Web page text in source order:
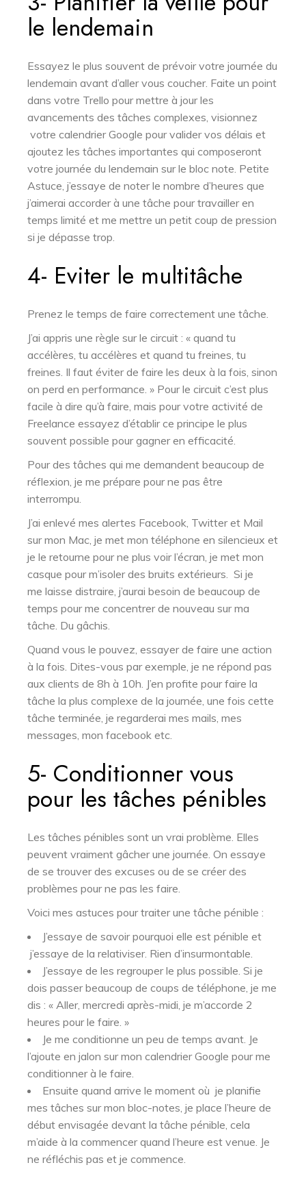
le lendemain
Essayez le plus souvent de prévoir votre journée du
lendemain avant d’aller vous coucher. Faite un point
dans votre Trello pour mettre à jour les
avancements des tâches complexes, visionnez
votre calendrier Google pour valider vos délais et
ajoutez les tâches importantes qui composeront
votre journée du lendemain sur le bloc note. Petite
Astuce, j’essaye de noter le nombre d’heures que
j’aimerai accorder à une tâche pour travailler en
temps limité et me mettre un petit coup de pression
si je dépasse trop.
4- Eviter le multitâche
Prenez le temps de faire correctement une tâche.
J’ai appris une règle sur le circuit : « quand tu
accélères, tu accélères et quand tu freines, tu
freines. Il faut éviter de faire les deux à la fois, sinon
on perd en performance. » Pour le circuit c’est plus
facile à dire qu’à faire, mais pour votre activité de
Freelance essayez d’établir ce principe le plus
souvent possible pour gagner en efficacité.
Pour des tâches qui me demandent beaucoup de
réflexion, je me prépare pour ne pas être
interrompu.
J’ai enlevé mes alertes Facebook, Twitter et Mail
sur mon Mac, je met mon téléphone en silencieux et
je le retourne pour ne plus voir l’écran, je met mon
casque pour m’isoler des bruits extérieurs. Si je
me laisse distraire, j’aurai besoin de beaucoup de
temps pour me concentrer de nouveau sur ma
tâche. Du gâchis.
Quand vous le pouvez, essayer de faire une action
à la fois. Dites-vous par exemple, je ne répond pas
aux clients de 8h à 10h. J’en profite pour faire la
tâche la plus complexe de la journée, une fois cette
tâche terminée, je regarderai mes mails, mes
messages, mon facebook etc.
5- Conditionner vous
pour les tâches pénibles
Les tâches pénibles sont un vrai problème. Elles
peuvent vraiment gâcher une journée. On essaye
de se trouver des excuses ou de se créer des
problèmes pour ne pas les faire.
Voici mes astuces pour traiter une tâche pénible :
J’essaye de savoir pourquoi elle est pénible et
j’essaye de la relativiser. Rien d’insurmontable.
J’essaye de les regrouper le plus possible. Si je
dois passer beaucoup de coups de téléphone, je me
dis : « Aller, mercredi après-midi, je m’accorde 2
heures pour le faire. »
Je me conditionne un peu de temps avant. Je
l’ajoute en jalon sur mon calendrier Google pour me
conditionner à le faire.
Ensuite quand arrive le moment où je planifie
mes tâches sur mon bloc-notes, je place l’heure de
début envisagée devant la tâche pénible, cela
m’aide à la commencer quand l’heure est venue. Je
ne réfléchis pas et je commence.